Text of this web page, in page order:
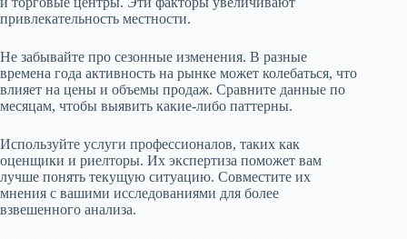
привлекательность местности.
Не забывайте про сезонные изменения. В разные
времена года активность на рынке может колебаться, что
влияет на цены и объемы продаж. Сравните данные по
месяцам, чтобы выявить какие-либо паттерны.
Используйте услуги профессионалов, таких как
оценщики и риелторы. Их экспертиза поможет вам
лучше понять текущую ситуацию. Совместите их
мнения с вашими исследованиями для более
взвешенного анализа.